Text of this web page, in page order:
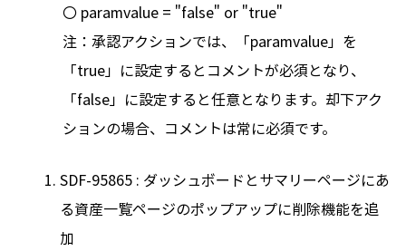
〇 paramvalue = "false" or "true"
注：承認アクションでは、「paramvalue」を
「true」に設定するとコメントが必須となり、
「false」に設定すると任意となります。却下アク
ションの場合、コメントは常に必須です。
SDF-95865 : ダッシュボードとサマリーページにあ
る資産一覧ページのポップアップに削除機能を追
加